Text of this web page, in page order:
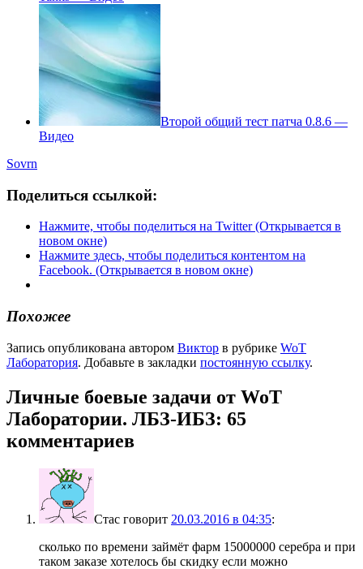
Второй общий тест патча 0.8.6 —
Видео
Sovrn
Поделиться ссылкой:
Нажмите, чтобы поделиться на Twitter (Открывается в
новом окне)
Нажмите здесь, чтобы поделиться контентом на
Facebook. (Открывается в новом окне)
Похожее
Запись опубликована автором Виктор в рубрике WoT
Лаборатория. Добавьте в закладки постоянную ссылку.
Личные боевые задачи от WoT
Лаборатории. ЛБЗ-ИБЗ: 65
комментариев
Стас говорит 20.03.2016 в 04:35:
сколько по времени займёт фарм 15000000 серебра и при
таком заказе хотелось бы скидку если можно